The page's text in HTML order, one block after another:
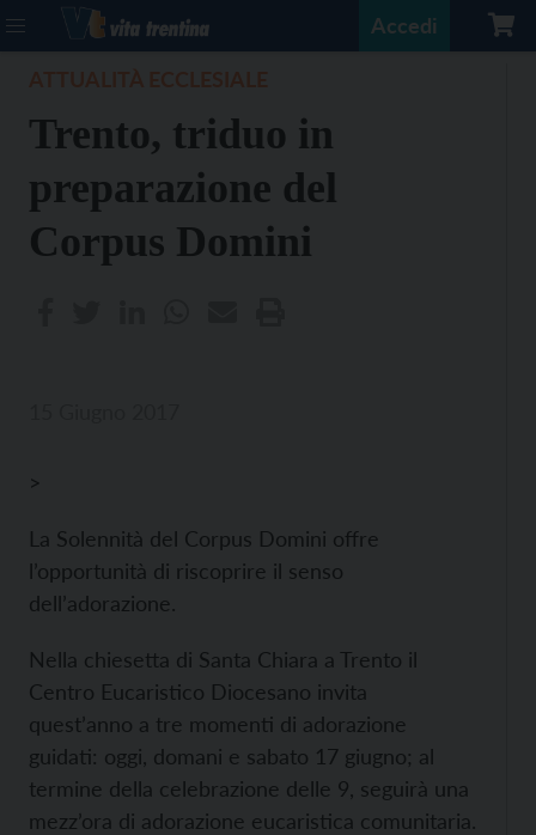
Accedi
Trento, triduo in
preparazione del
Corpus Domini
>
La Solennità del Corpus Domini offre
l’opportunità di riscoprire il senso
dell’adorazione.
Nella chiesetta di Santa Chiara a Trento il
Centro Eucaristico Diocesano invita
quest’anno a tre momenti di adorazione
guidati: oggi, domani e sabato 17 giugno; al
termine della celebrazione delle 9, seguirà una
mezz’ora di adorazione eucaristica comunitaria.